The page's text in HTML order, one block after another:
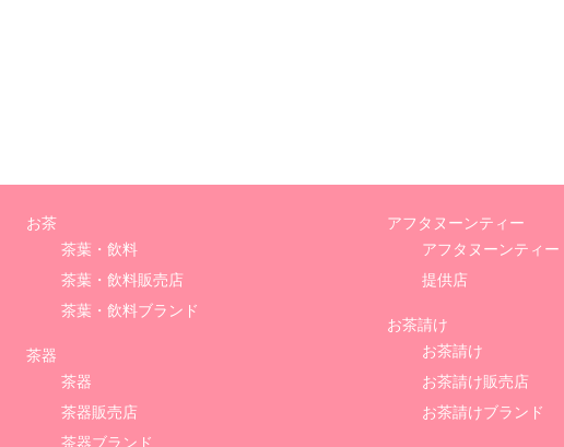
お茶
茶葉・飲料
茶葉・飲料販売店
茶葉・飲料ブランド
茶器
茶器
茶器販売店
茶器ブランド
アフタヌーンティー
アフタヌーンティー
提供店
お茶請け
お茶請け
お茶請け販売店
お茶請けブランド